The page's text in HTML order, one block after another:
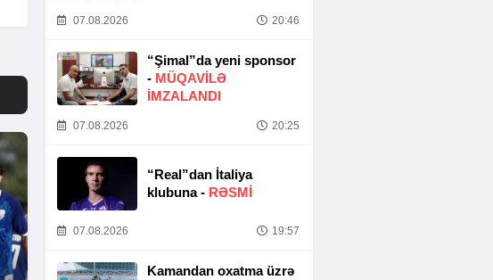
07.08.2026 20:46
“Şimal”da yeni sponsor
- MÜQAVİLƏ
İMZALANDI
07.08.2026 20:25
“Real”dan İtaliya
klubuna - RƏSMİ
07.08.2026 19:57
Kamandan oxatma üzrə